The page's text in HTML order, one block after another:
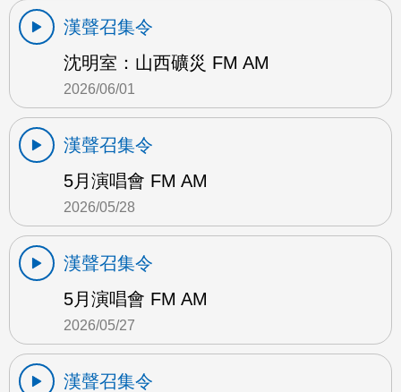
漢聲召集令
沈明室：山西礦災 FM AM
2026/06/01
漢聲召集令
5月演唱會 FM AM
2026/05/28
漢聲召集令
5月演唱會 FM AM
2026/05/27
漢聲召集令